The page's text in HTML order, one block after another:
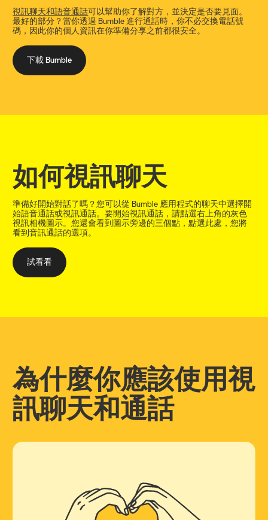
視訊聊天和語音通話可以幫助你了解對方，並決定是否要見面。
最好的部分？當你透過 Bumble 進行通話時，你不必交換電話號
碼，因此你的個人資訊在你準備分享之前都很安全。
下載 Bumble
如何視訊聊天
準備好開始對話了嗎？您可以從 Bumble 應用程式的聊天中選擇開
始語音通話或視訊通話。要開始視訊通話，請點選右上角的灰色
視訊相機圖示。您還會看到圖示旁邊的三個點，點選此處，您將
看到音訊通話的選項。
試看看
為什麼你應該使用視
訊聊天和通話